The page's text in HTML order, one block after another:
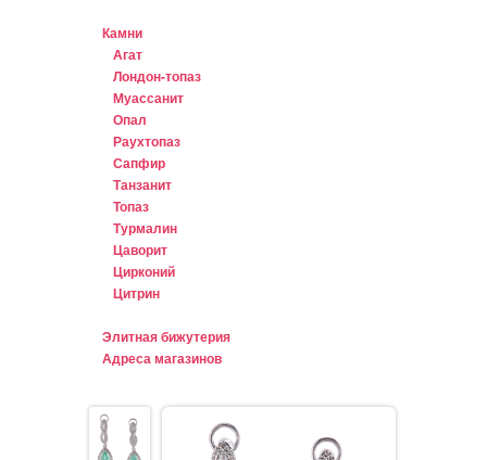
Камни
Агат
Лондон-топаз
Муассанит
Опал
Раухтопаз
Сапфир
Танзанит
Топаз
Турмалин
Цаворит
Цирконий
Цитрин
Элитная бижутерия
Адреса магазинов